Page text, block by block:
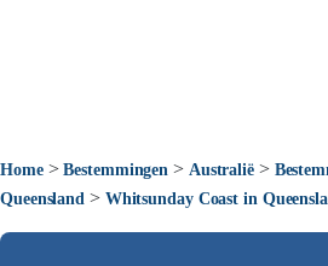
Home>Bestemmingen > Australië>
Queensland > Whitsunday Coast in